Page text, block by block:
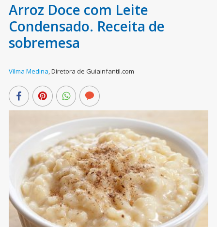
Arroz Doce com Leite
Condensado. Receita de
sobremesa
Vilma Medina,Diretora de Guiainfantil.com